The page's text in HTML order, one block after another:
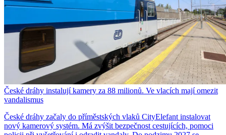
České dráhy instalují kamery za 88 milionů. Ve vlacích mají omezit
vandalismus
České dráhy začaly do příměstských vlaků CityElefant instalovat
nový kamerový systém. Má zvýšit bezpečnost cestujících, pomoci